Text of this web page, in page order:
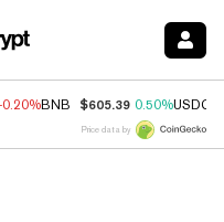
0.20%BNB $605.39 0.50%USDC
Price data by